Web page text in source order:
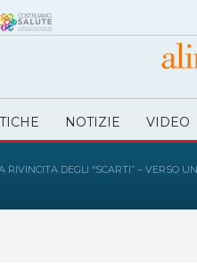
NOTIZIE VIDEO
RIVINCITA DEGLI “SCARTI” – VERSO